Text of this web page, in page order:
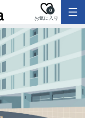
お気に入り
0